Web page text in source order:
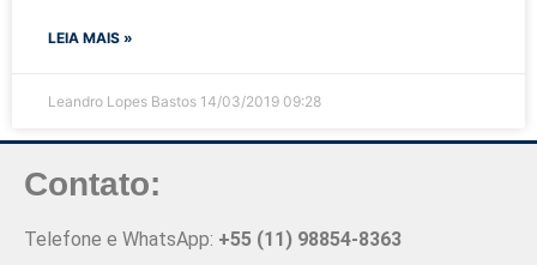
LEIA MAIS »
Leandro Lopes Bastos 14/03/2019 09:28
Contato:
Telefone e WhatsApp: +55 (11) 98854-8363